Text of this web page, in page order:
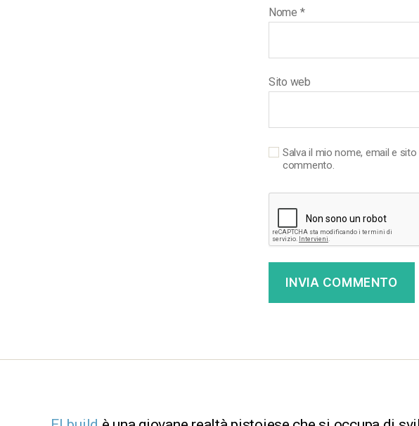
Nome *
Sito web
Salva il mio nome, email e
commento.